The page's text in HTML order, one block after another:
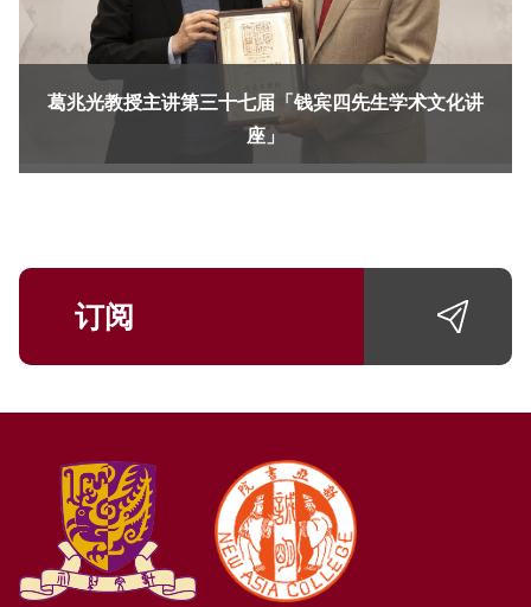
葛兆光教授主讲第三十七届「钱宾四先生学术文化讲
座」
订阅